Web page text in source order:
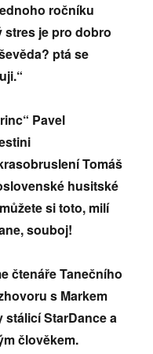
ročníku
je pro dobro
ptá se
Pavel
Tomáš
husitské
si toto, milí
souboj!
čtenáře Tanečního
s Markem
stálicí StarDance a
člověkem.